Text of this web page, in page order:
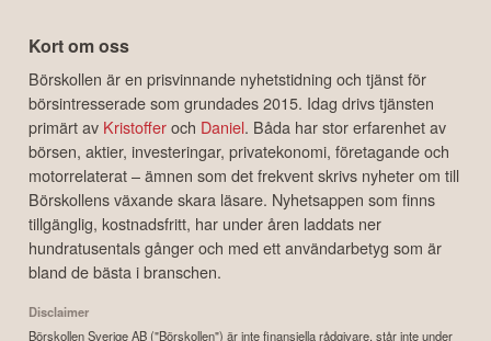
Kort om oss
Börskollen är en prisvinnande nyhetstidning och tjänst för
börsintresserade som grundades 2015. Idag drivs tjänsten
primärt av Kristofferoch Daniel. Båda har stor erfarenhet av
börsen, aktier, investeringar, privatekonomi, företagande och
motorrelaterat – ämnen som det frekvent skrivs nyheter om till
Börskollens växande skara läsare. Nyhetsappen som finns
tillgänglig, kostnadsfritt, har under åren laddats ner
hundratusentals gånger och med ett användarbetyg som är
bland de bästa i branschen.
Disclaimer
Börskollen Sverige AB ("Börskollen") är inte finansiella rådgivare, står inte under